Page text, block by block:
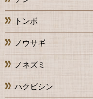
トンボ
ノウサギ
ノネズミ
ハクビシン